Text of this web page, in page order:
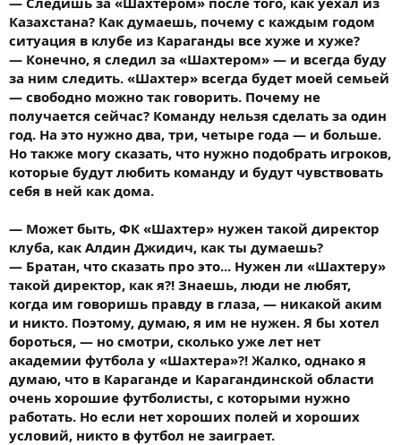
Казахстана? Как думаешь, почему с каждым годом
ситуация в клубе из Караганды все хуже и хуже?
— Конечно, я следил за «Шахтером» — и всегда буду
за ним следить. «Шахтер» всегда будет моей семьей
— свободно можно так говорить. Почему не
получается сейчас? Команду нельзя сделать за один
год. На это нужно два, три, четыре года — и больше.
Но также могу сказать, что нужно подобрать игроков,
которые будут любить команду и будут чувствовать
себя в ней как дома.
— Может быть, ФК «Шахтер» нужен такой директор
клуба, как Алдин Джидич, как ты думаешь?
— Братан, что сказать про это... Нужен ли «Шахтеру»
такой директор, как я?! Знаешь, люди не любят,
когда им говоришь правду в глаза, — никакой аким
и никто. Поэтому, думаю, я им не нужен. Я бы хотел
бороться, — но смотри, сколько уже лет нет
академии футбола у «Шахтера»?! Жалко, однако я
думаю, что в Караганде и Карагандинской области
очень хорошие футболисты, с которыми нужно
работать. Но если нет хороших полей и хороших
условий, никто в футбол не заиграет.